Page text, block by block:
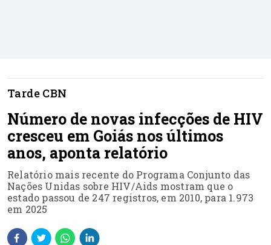
Tarde CBN
Número de novas infecções de HIV
cresceu em Goiás nos últimos
anos, aponta relatório
Relatório mais recente do Programa Conjunto das
Nações Unidas sobre HIV/Aids mostram que o
estado passou de 247 registros, em 2010, para 1.973
em 2025